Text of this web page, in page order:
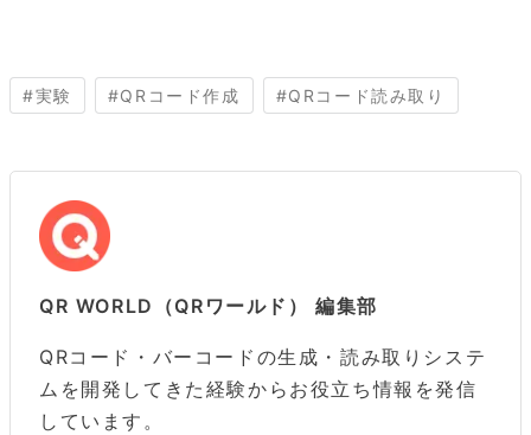
#実験 #QRコード作成 #QRコード読み取り
QR WORLD（QRワールド） 編集部
QRコード・バーコードの生成・読み取りシステ
ムを開発してきた経験からお役立ち情報を発信
しています。